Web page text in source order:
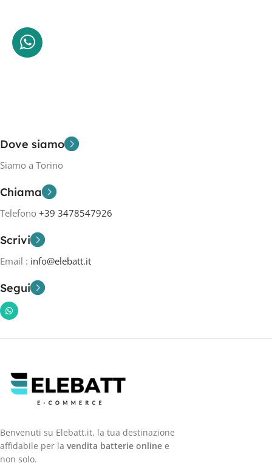
Dove siamo
Siamo a Torino
Chiama
Telefono +39 3478547926
Scrivi
Email : info@elebatt.it
Segui
Benvenuti su Elebatt.it, la tua destinazione
affidabile per la vendita batterie online e
non solo.